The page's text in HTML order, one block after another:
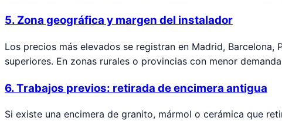
5. Zona geográfica y margen del instalador
Los precios más elevados se registran en Madrid,
superiores. En zonas rurales o provincias con menor
6. Trabajos previos: retirada de encimera antigua
Si existe una encimera de granito, mármol o cerámica que